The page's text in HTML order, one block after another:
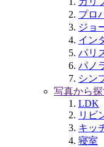
プロ
ジョ
イン
パリ
パノ
シン
写真から探
LDK
リビ
キッ
寝室